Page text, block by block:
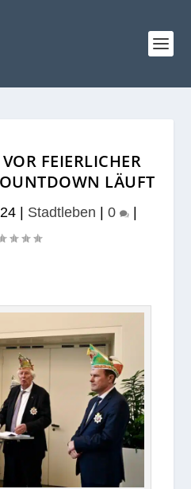
FEIERLICHER
LÄUFT
| Stadtleben 0 |